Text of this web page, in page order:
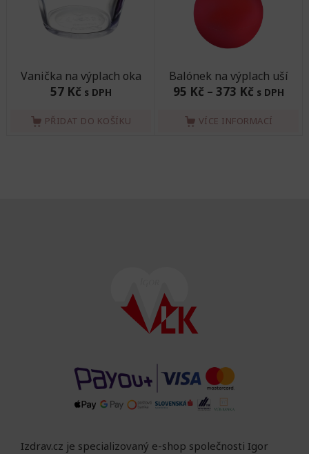
Vanička na výplach oka
57 Kč s DPH
PŘIDAT DO KOŠÍKU
Balónek na výplach uší
95 Kč– 373 Kč s DPH
VÍCE INFORMACÍ
Izdrav.cz je specializovaný e-shop společnosti Igor